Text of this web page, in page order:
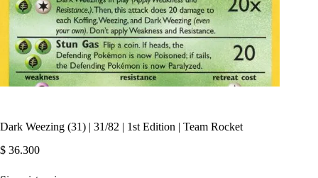
Dark Weezing (31) | 31/82 | 1st Edition | Team Rocket
$ 36.300